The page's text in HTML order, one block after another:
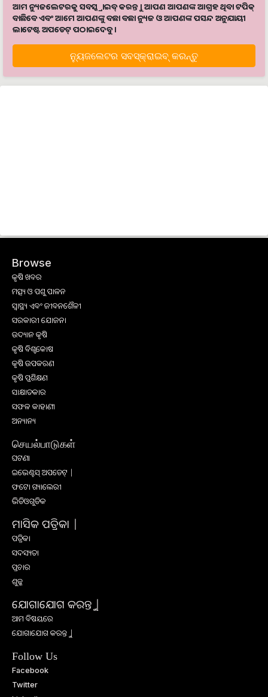
ଆମ ନ୍ୟୁଜଲେଟରକୁ ସବସ୍କ୍ରାଇବ୍ କରନ୍ତୁ । ଆପଣ ଆପଣଙ୍କ ଆଗ୍ରହ ଥିବା ଟପିକ୍‌
ବାଛିବେ ଏବଂ ଆମେ ଆପଣଙ୍କୁ ବଛା ବଛା ନ୍ୟୁଜ ଓ ଆପଣଙ୍କ ପସନ୍ଦ ଅନୁଯାୟୀ
ଲାଟେଷ୍ଟ ଅପଡେଟ୍‌ ପଠାଇଦେବୁ ।
ନ୍ୟୁଜଲେଟର ସବସ୍କ୍ରାଇବ୍‌ କରନ୍ତୁ
Browse
କୃଷି ଖବର
ମତ୍ସ୍ୟ ଓ ପଶୁ ପାଳନ
ସ୍ୱାସ୍ଥ୍ୟ ଏବଂ ଜୀବନଶୈଳୀ
ସରକାରୀ ଯୋଜନା
ଉଦ୍ୟାନ କୃଷି
କୃଷି ବିଶ୍ବକୋଷ
କୃଷି ଉପକରଣ
କୃଷି ପ୍ରଶିକ୍ଷଣ
ସାକ୍ଷାତକାର
ସଫଳ କାହାଣୀ
ଅନ୍ୟାନ୍ୟ
செயல்பாடுகள்
ଘଟଣା
ଇଭେଣ୍ଟସ୍ ଅପଡେଟ୍ |
ଫଟୋ ଗ୍ୟାଲେରୀ
ଭିଡିଓଗୁଡିକ
ମାସିକ ପତ୍ରିକା |
ପତ୍ରିକା
ସଦସ୍ୟତା
ପ୍ରଚାର
ଶୁଳ୍କ
ଯୋଗାଯୋଗ କରନ୍ତୁ |
ଆମ ବିଷୟରେ
ଯୋଗାଯୋଗ କରନ୍ତୁ |
Follow Us
Facebook
Twitter